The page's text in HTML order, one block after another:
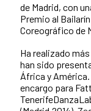
de Madrid, con
Premio al
Coreográfico de
Ha realizado
han sido
África y
encargo para